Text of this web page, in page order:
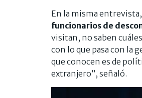
En la misma entrevista,
funcionarios de
visitan, no saben
con lo que pasa con la
que conocen es de
extranjero”, señaló.